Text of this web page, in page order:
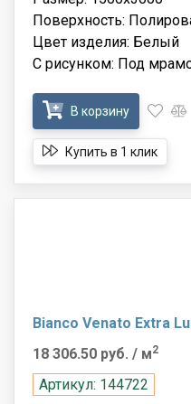
Поверхность:
Цвет изделия: Белый
С рисунком: Под
В корзину
Купить в 1 клик
Bianco Venato Extra
18 306.50 руб. / м2
Артикул: 144722